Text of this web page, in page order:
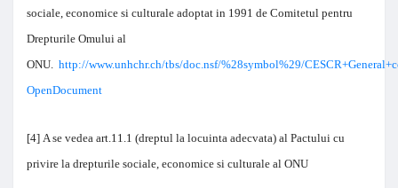
sociale, economice si culturale adoptat in 1991 de Comitetul pentru
Drepturile Omului al
ONU. http://www.unhchr.ch/tbs/doc.nsf/%28symbol%29/
OpenDocument
[4] A se vedea art.11.1 (dreptul la locuinta adecvata) al Pactului cu
privire la drepturile sociale, economice si culturale al ONU